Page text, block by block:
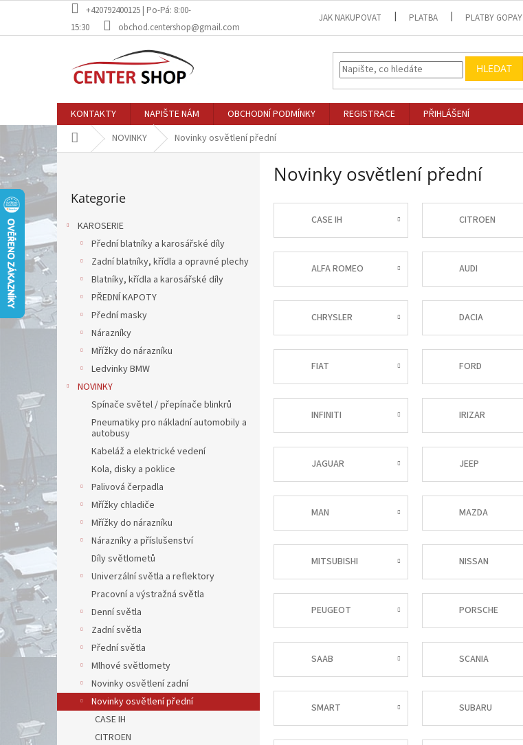
obsah
+420792400125 | Po-Pá: 8:00-
15:30
obchod.centershop@gmail.com
JAK NAKUPOVAT PLATBA PLATBY GOPAY
HLEDAT
KONTAKTY NAPIŠTE NÁM OBCHODNÍ PODMÍNKY REGISTRACE
PŘIHLÁŠENÍ
Domů NOVINKY Novinky osvětlení přední
P
o
s
r
n
í
p
a
n
kategorie
Kategorie
KAROSERIE
Přední blatníky a karosářské díly
Zadní blatníky, křídla a opravné plechy
Blatníky, křídla a karosářské díly
PŘEDNÍ KAPOTY
Přední masky
Nárazníky
Mřížky do nárazníku
Ledvinky BMW
NOVINKY
Spínače světel / přepínače blinkrů
Pneumatiky pro nákladní automobily a
autobusy
Kabeláž a elektrické vedení
Kola, disky a poklice
Palivová čerpadla
Mřížky chladiče
Mřížky do nárazníku
Nárazníky a příslušenství
Díly světlometů
Univerzální světla a reflektory
Pracovní a výstražná světla
Denní světla
Zadní světla
Přední světla
Mlhové světlomety
Novinky osvětlení zadní
Novinky osvětlení přední
CASE IH
CITROEN
Novinky osvětlení přední
CASE IH CITROEN
ALFA ROMEO AUDI
CHRYSLER DACIA
FIAT FORD
INFINITI IRIZAR
JAGUAR JEEP
MAN MAZDA
MITSUBISHI NISSAN
PEUGEOT PORSCHE
SAAB SCANIA
SMART SUBARU